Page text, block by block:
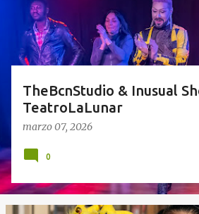
TheBcnStudio & Inusual
TeatroLaLunar
marzo 07, 2026
0